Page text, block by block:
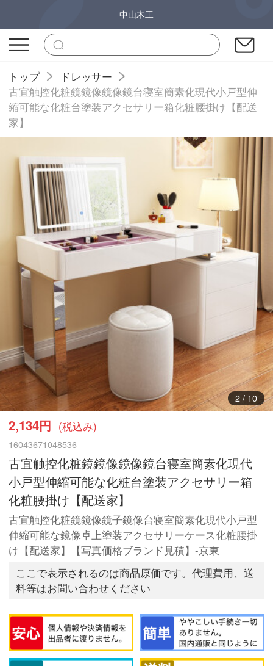
中山木工
トップ
ドレッサー
古宜触控化粧鏡鏡像鏡像鏡台寝室簡素化現代小戸型伸
縮可能な化粧台塗装アクセサリー箱化粧腰掛け【配送
家】
3/ 10
2,134円 (税込み)
16043671048536
古宜触控化粧鏡鏡像鏡像鏡台寝室簡素化現代
小戸型伸縮可能な化粧台塗装アクセサリー箱
化粧腰掛け【配送家】
古宜触控化粧鏡鏡像鏡子鏡像台寝室簡素化現代小戸型
伸縮可能な鏡像卓上塗装アクセサリーケース化粧腰掛
け【配送家】【写真価格ブランド見積】-京東
ここで表示されるのは商品原価です。代理費用、送
料等はお問い合わせください